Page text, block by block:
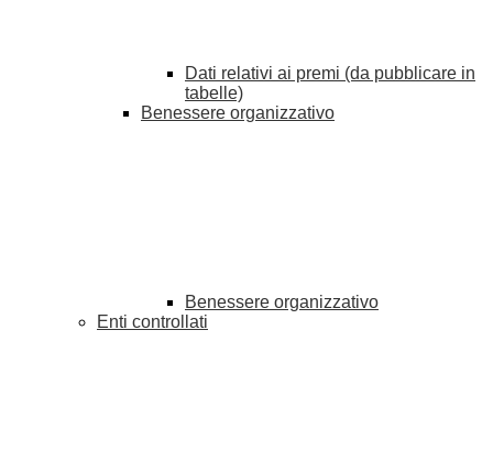
Dati relativi ai premi (da pubblicare in
tabelle)
Benessere organizzativo
Benessere organizzativo
Enti controllati